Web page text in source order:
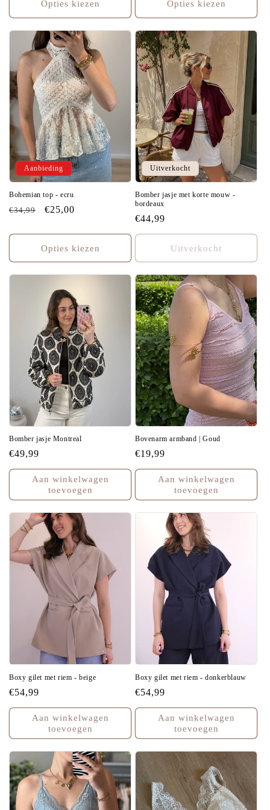
Opties kiezen Opties kiezen
Aanbieding
Bohemian top - ecru
Normale
€34,99 Aanbiedingsprijs
€25,00
Opties kiezen
Uitverkocht
Bomber jasje met korte mouw -
bordeaux
Normale
prijs
€44,99
Uitverkocht
Bomber jasje Montreal
Normale
prijs
€49,99
Aan winkelwagen
toevoegen
Bovenarm armband | Goud
Normale
prijs
€19,99
Aan winkelwagen
toevoegen
Boxy gilet met riem - beige
Normale
prijs
€54,99
Aan winkelwagen
toevoegen
Boxy gilet met riem - donkerblauw
Normale
prijs
€54,99
Aan winkelwagen
toevoegen